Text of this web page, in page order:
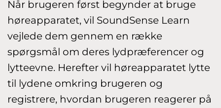
Når brugeren først begynder at bruge
høreapparatet, vil SoundSense Learn
vejlede dem gennem en række
spørgsmål om deres lydpræferencer og
lytteevne. Herefter vil høreapparatet lytte
til lydene omkring brugeren og
registrere, hvordan brugeren reagerer på